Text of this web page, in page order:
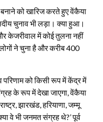
बनाने को खारिज करते हुए वेंकैया
चुनाव भी लड़ा। क्या हुआ।
केजरीवाल में कोई तुलना नहीं
ने चुना है और करीब 400
परिणाम को किसी रूप में केंद्र में
के रूप में देखा जाएगा, वेंकैया
झारखंड, हरियाणा, जम्मू
वे भी जनमत संग्रह थे?’ पूर्व